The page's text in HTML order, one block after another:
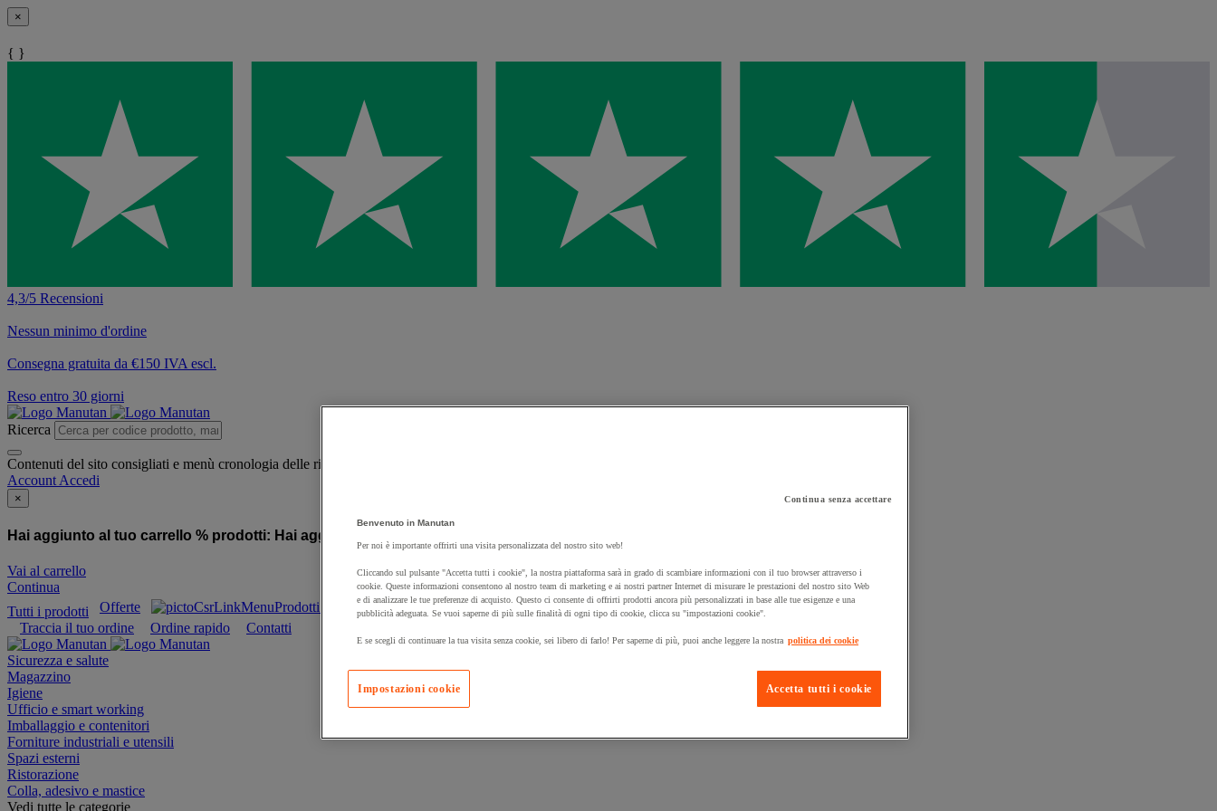
×
{ }
4,3/5 Recensioni
Nessun minimo d'ordine
Consegna gratuita da €150 IVA escl.
Reso entro 30 giorni
Ricerca
Contenuti del sito consigliati e menù cronologia delle ricerche
Account Accedi
×
Hai aggiunto al tuo carrello % prodotti: Hai aggiunto al tuo carrello un prodotto:
Vai al carrello
Continua
Tutti i prodotti
Offerte Prodotti sostenibili Manutan Expert
Prodotti in pronta consegna
Traccia il tuo ordine
Ordine rapido Contatti
Sicurezza e salute
Magazzino
Igiene
Ufficio e smart working
Imballaggio e contenitori
Forniture industriali e utensili
Spazi esterni
Ristorazione
Colla, adesivo e mastice
Vedi tutte le categorie
Continua senza accettare
Benvenuto in Manutan
Per noi è importante offrirti una visita personalizzata del nostro sito web!
Cliccando sul pulsante "Accetta tutti i cookie", la nostra piattaforma sarà in grado di scambiare informazioni con il tuo browser attraverso i
cookie. Queste informazioni consentono al nostro team di marketing e ai nostri partner Internet di misurare le prestazioni del nostro sito Web
e di analizzare le tue preferenze di acquisto. Questo ci consente di offrirti prodotti ancora più personalizzati in base alle tue esigenze e una
pubblicità adeguata. Se vuoi saperne di più sulle finalità di ogni tipo di cookie, clicca su "impostazioni cookie".
E se scegli di continuare la tua visita senza cookie, sei libero di farlo! Per saperne di più, puoi anche leggere la nostra politica dei cookie
Accetta tutti i cookie
Impostazioni cookie